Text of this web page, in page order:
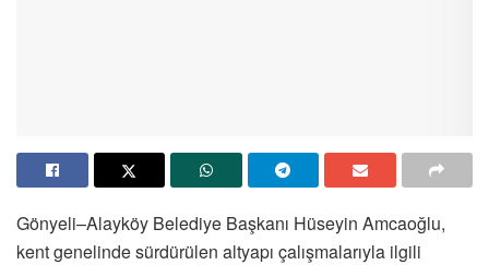
Gönyeli–Alayköy Belediye Başkanı Hüseyin Amcaoğlu,
kent genelinde sürdürülen altyapı çalışmalarıyla ilgili